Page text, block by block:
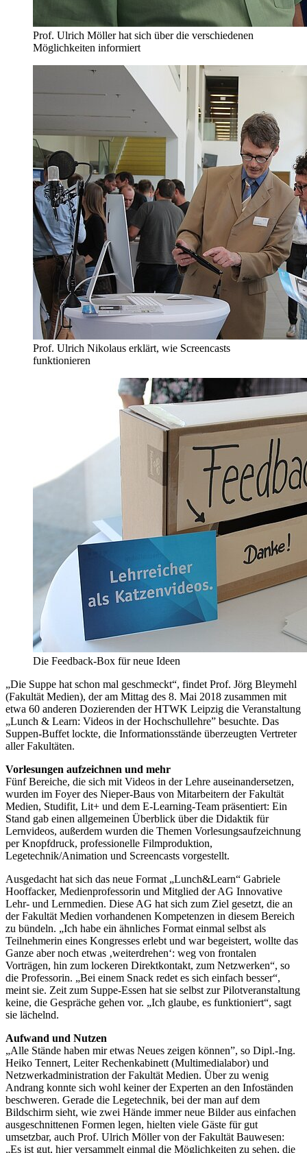
Prof. Ulrich Möller hat sich über die verschiedenen
Möglichkeiten informiert
Prof. Ulrich Nikolaus erklärt, wie Screencasts
funktionieren
Die Feedback-Box für neue Ideen
„Die Suppe hat schon mal geschmeckt“, findet Prof. Jörg Bleymehl
(Fakultät Medien), der am Mittag des 8. Mai 2018 zusammen mit
etwa 60 anderen Dozierenden der HTWK Leipzig die Veranstaltung
„Lunch & Learn: Videos in der Hochschullehre” besuchte. Das
Suppen-Buffet lockte, die Informationsstände überzeugten Vertreter
aller Fakultäten.
Vorlesungen aufzeichnen und mehr
Fünf Bereiche, die sich mit Videos in der Lehre auseinandersetzen,
wurden im Foyer des Nieper-Baus von Mitarbeitern der Fakultät
Medien, Studifit, Lit+ und dem E-Learning-Team präsentiert: Ein
Stand gab einen allgemeinen Überblick über die Didaktik für
Lernvideos, außerdem wurden die Themen Vorlesungsaufzeichnung
per Knopfdruck, professionelle Filmproduktion,
Legetechnik/Animation und Screencasts vorgestellt.
Ausgedacht hat sich das neue Format „Lunch&Learn“ Gabriele
Hooffacker, Medienprofessorin und Mitglied der AG Innovative
Lehr- und Lernmedien. Diese AG hat sich zum Ziel gesetzt, die an
der Fakultät Medien vorhandenen Kompetenzen in diesem Bereich
zu bündeln. „Ich habe ein ähnliches Format einmal selbst als
Teilnehmerin eines Kongresses erlebt und war begeistert, wollte das
Ganze aber noch etwas ‚weiterdrehen‘: weg von frontalen
Vorträgen, hin zum lockeren Direktkontakt, zum Netzwerken“, so
die Professorin. „Bei einem Snack redet es sich einfach besser“,
meint sie. Zeit zum Suppe-Essen hat sie selbst zur Pilotveranstaltung
keine, die Gespräche gehen vor. „Ich glaube, es funktioniert“, sagt
sie lächelnd.
Aufwand und Nutzen
„Alle Stände haben mir etwas Neues zeigen können”, so Dipl.-Ing.
Heiko Tennert, Leiter Rechenkabinett (Multimedialabor) und
Netzwerkadministration der Fakultät Medien. Über zu wenig
Andrang konnte sich wohl keiner der Experten an den Infoständen
beschweren. Gerade die Legetechnik, bei der man auf dem
Bildschirm sieht, wie zwei Hände immer neue Bilder aus einfachen
ausgeschnittenen Formen legen, hielten viele Gäste für gut
umsetzbar, auch Prof. Ulrich Möller von der Fakultät Bauwesen:
„Es ist gut, hier versammelt einmal die Möglichkeiten zu sehen, die